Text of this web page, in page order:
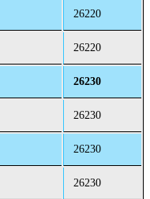
26220
26220
26230
26230
26230
26230